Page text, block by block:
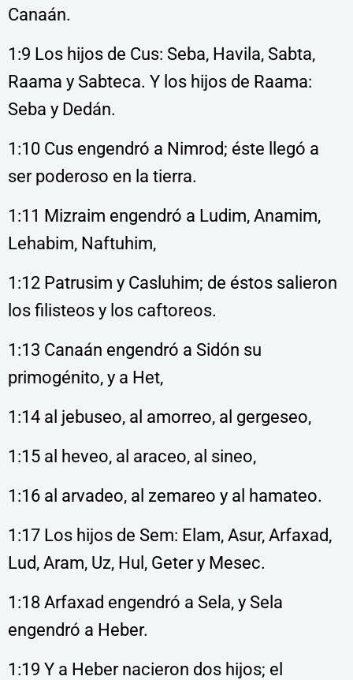
Canaán.
1:9 Los hijos de Cus: Seba, Havila, Sabta,
Raama y Sabteca. Y los hijos de Raama:
Seba y Dedán.
1:10 Cus engendró a Nimrod; éste llegó a
ser poderoso en la tierra.
1:11 Mizraim engendró a Ludim, Anamim,
Lehabim, Naftuhim,
1:12 Patrusim y Casluhim; de éstos salieron
los filisteos y los caftoreos.
1:13 Canaán engendró a Sidón su
primogénito, y a Het,
1:14 al jebuseo, al amorreo, al gergeseo,
1:15 al heveo, al araceo, al sineo,
1:16 al arvadeo, al zemareo y al hamateo.
1:17 Los hijos de Sem: Elam, Asur, Arfaxad,
Lud, Aram, Uz, Hul, Geter y Mesec.
1:18 Arfaxad engendró a Sela, y Sela
engendró a Heber.
1:19 Y a Heber nacieron dos hijos; el